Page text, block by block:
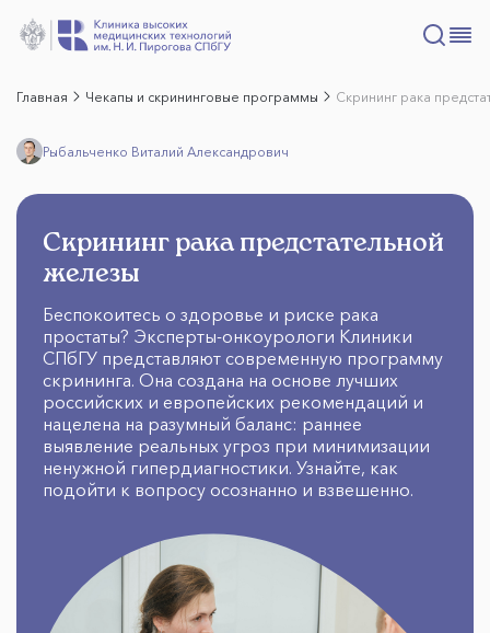
Главная Чекапы и скрининговые программы Скрининг рака
Рыбальченко Виталий Александрович
Скрининг рака предстательной
железы
Беспокоитесь о здоровье и риске рака
простаты? Эксперты-онкоурологи Клиники
СПбГУ представляют современную программу
скрининга. Она создана на основе лучших
российских и европейских рекомендаций и
нацелена на разумный баланс: раннее
выявление реальных угроз при минимизации
ненужной гипердиагностики. Узнайте, как
подойти к вопросу осознанно и взвешенно.